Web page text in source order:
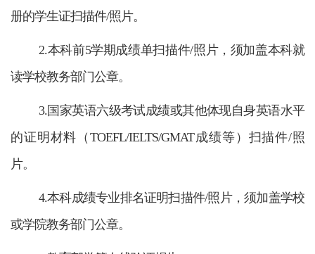
册的学生证扫描件/照片。
2.本科前5学期成绩单扫描件/照片，须加盖本科就
读学校教务部门公章。
3.国家英语六级考试成绩或其他体现自身英语水平
的证明材料（TOEFL/IELTS/GMAT成绩等）扫描件/照
片。
4.本科成绩专业排名证明扫描件/照片，须加盖学校
或学院教务部门公章。